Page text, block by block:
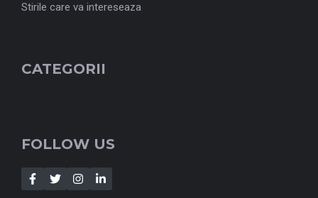
Stirile care va intereseaza
CATEGORII
FOLLOW US